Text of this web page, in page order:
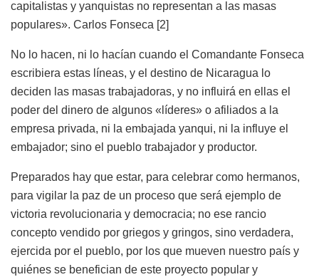
capitalistas y yanquistas no representan a las masas
populares». Carlos Fonseca [2]
No lo hacen, ni lo hacían cuando el Comandante Fonseca
escribiera estas líneas, y el destino de Nicaragua lo
deciden las masas trabajadoras, y no influirá en ellas el
poder del dinero de algunos «líderes» o afiliados a la
empresa privada, ni la embajada yanqui, ni la influye el
embajador; sino el pueblo trabajador y productor.
Preparados hay que estar, para celebrar como hermanos,
para vigilar la paz de un proceso que será ejemplo de
victoria revolucionaria y democracia; no ese rancio
concepto vendido por griegos y gringos, sino verdadera,
ejercida por el pueblo, por los que mueven nuestro país y
quiénes se benefician de este proyecto popular y